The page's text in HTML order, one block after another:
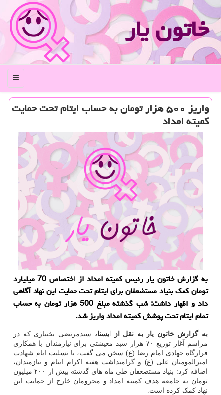
خاتون یار
منو
واریز ۵۰۰ هزار تومان به حساب ایتام تحت حمایت
كمیته امداد
به گزارش خاتون یار رئیس كمیته امداد از اختصاص 70 میلیارد
تومان كمك بنیاد مستضعفان برای ایتام تحت حمایت این نهاد آگاهی
داد و اظهار داشت: شب گذشته مبلغ 500 هزار تومان به حساب
تمام ایتام تحت پوشش كمیته امداد واریز شد.
به گزارش خاتون یار به نقل از ایسنا، سیدمرتضی بختیاری که در
مراسم آغاز توزیع ۷۰ هزار سبد معیشتی برای نیازمندان با همکاری
قرارگاه جهادی امام رضا (ع) سخن می گفت، با تسلیت ایام شهادت
امیرالمومنان علی (ع) و گرامیداشت هفته اکرام ایتام و نیازمندان،
اضافه کرد: بنیاد مستضعفان طی ماه های گذشته بیش از ۲۰۰ میلیون
تومان به جامعه هدف کمیته امداد و محرومان خارج از حمایت این
نهاد کمک کرده است.